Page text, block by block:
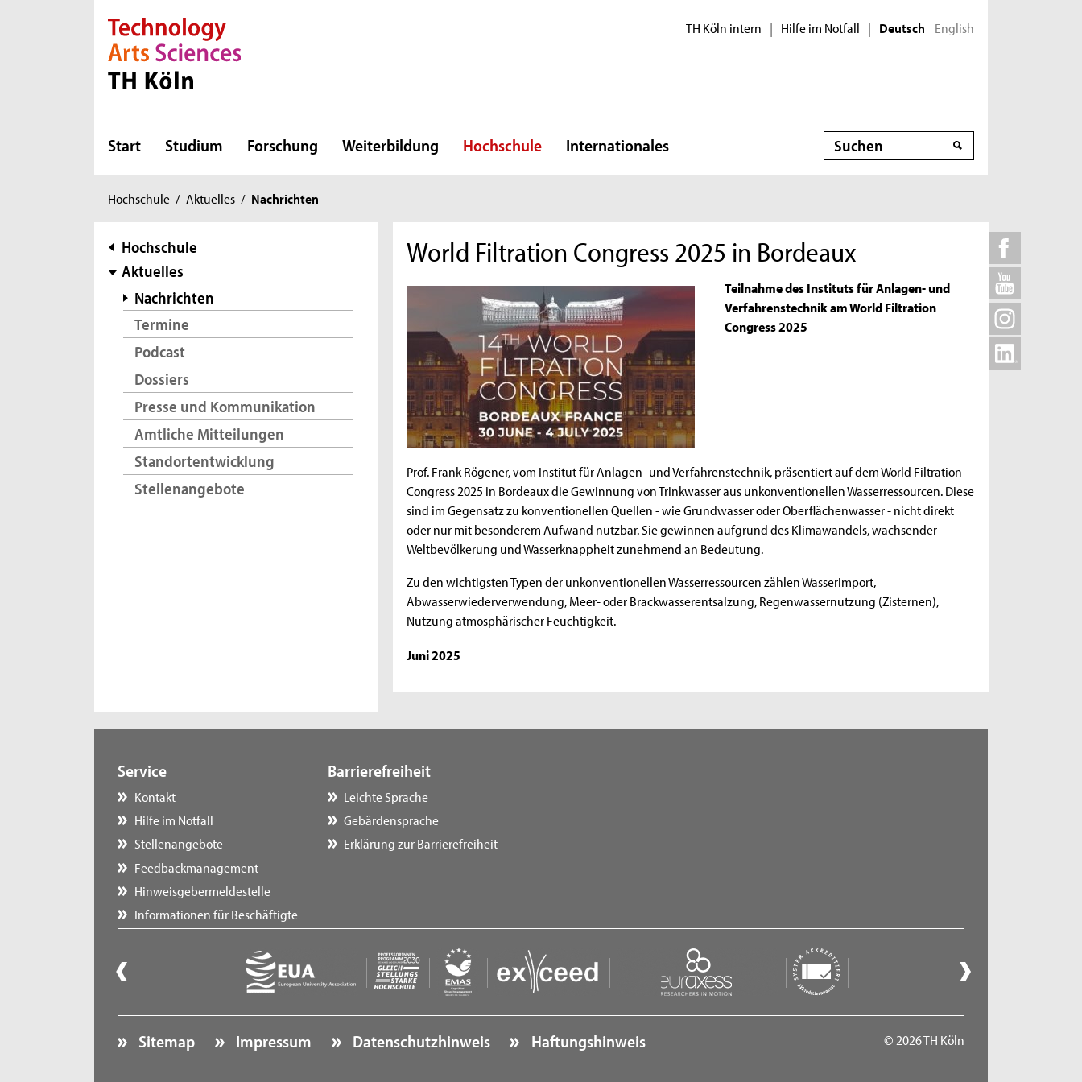
Direkt zur Hauptnavigation
Direkt zur Subnavigation
Direkt zum Inhalt
Direkt zum Fußbereich TH Köln intern | Hilfe im Notfall | Deutsch English
Start Studium Forschung Weiterbildung Hochschule Internationales Suche
Sie
hier:
Hochschule / Aktuelles / Nachrichten
Subnavigation
Hochschule
Aktuelles
Nachrichten
Termine
Podcast
Dossiers
Presse und Kommunikation
Amtliche Mitteilungen
Standortentwicklung
Stellenangebote
World Filtration Congress 2025 in Bordeaux
Teilnahme des Instituts für Anlagen- und
Verfahrenstechnik am World Filtration
Congress 2025
Prof. Frank Rögener, vom Institut für Anlagen- und Verfahrenstechnik, präsentiert auf dem World Filtration
Congress 2025 in Bordeaux die Gewinnung von Trinkwasser aus unkonventionellen Wasserressourcen. Diese
sind im Gegensatz zu konventionellen Quellen - wie Grundwasser oder Oberflächenwasser - nicht direkt
oder nur mit besonderem Aufwand nutzbar. Sie gewinnen aufgrund des Klimawandels, wachsender
Weltbevölkerung und Wasserknappheit zunehmend an Bedeutung.
Zu den wichtigsten Typen der unkonventionellen Wasserressourcen zählen Wasserimport,
Abwasserwiederverwendung, Meer- oder Brackwasserentsalzung, Regenwassernutzung (Zisternen),
Nutzung atmosphärischer Feuchtigkeit.
Juni 2025
Service
Kontakt
Hilfe im Notfall
Stellenangebote
Feedbackmanagement
Hinweisgebermeldestelle
Informationen für Beschäftigte
Barrierefreiheit
Leichte Sprache
Gebärdensprache
Erklärung zur Barrierefreiheit
Sitemap Impressum Datenschutzhinweis Haftungshinweis © 2026 TH Köln